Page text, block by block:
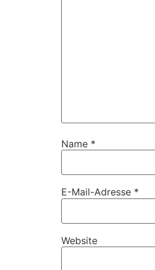
Name *
E-Mail-Adresse *
Website